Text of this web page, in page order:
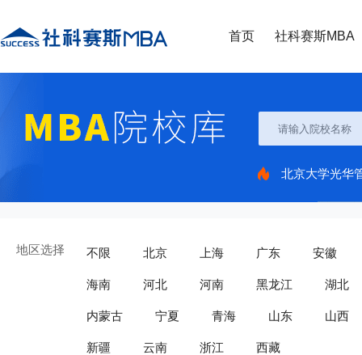
首页 社科赛斯MBA
北京大学光华
地区选择 不限 北京 上海 广东 安徽
海南 河北 河南 黑龙江 湖北
内蒙古 宁夏 青海 山东 山西
新疆 云南 浙江 西藏